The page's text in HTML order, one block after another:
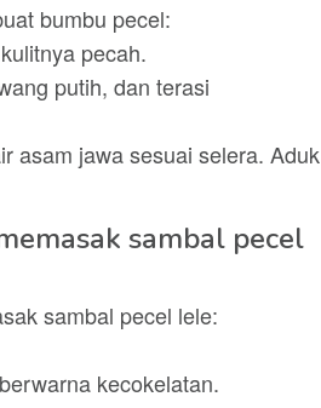
bumbu pecel:
pecah.
putih, dan terasi
asam jawa sesuai selera. Aduk
sambal pecel
sambal pecel lele:
kecokelatan.